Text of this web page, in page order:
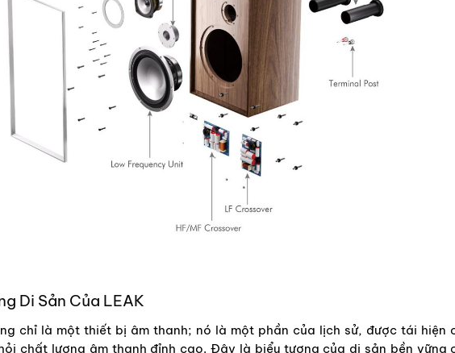
Di Sản Của LEAK
chỉ là một thiết bị âm thanh; nó là một phần của lịch sử, được tái hiện
chất lượng âm thanh đỉnh cao. Đây là biểu tượng của di sản bền vững